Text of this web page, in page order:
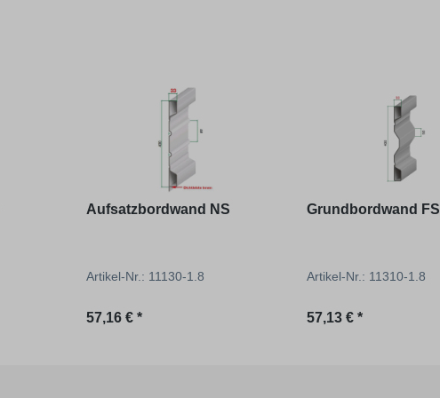
Aufsatzbordwand NS
Artikel-Nr.: 11130-1.8
Regulärer Preis:
57,16 € *
Grundbordwand FS
Artikel-Nr.: 11310-1.8
Regulärer Preis:
57,13 € *